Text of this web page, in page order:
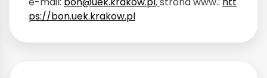
ps://bon.uek.krakow.pl